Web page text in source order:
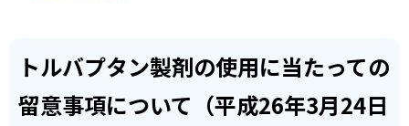
トルバプタン製剤の使用に当たっての
留意事項について（平成26年3月24日